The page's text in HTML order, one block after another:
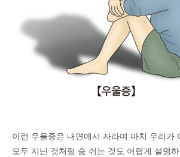
이런 우울증은 내면에서 자라며 마치 우리가
모두 지닌 것처럼 숨 쉬는 것도 어렵게 설명